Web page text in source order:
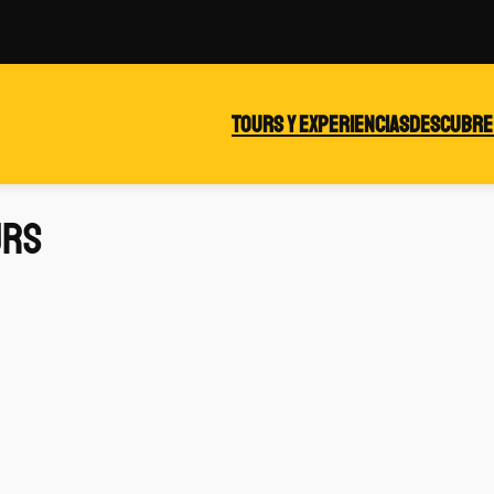
Tours y experiencias